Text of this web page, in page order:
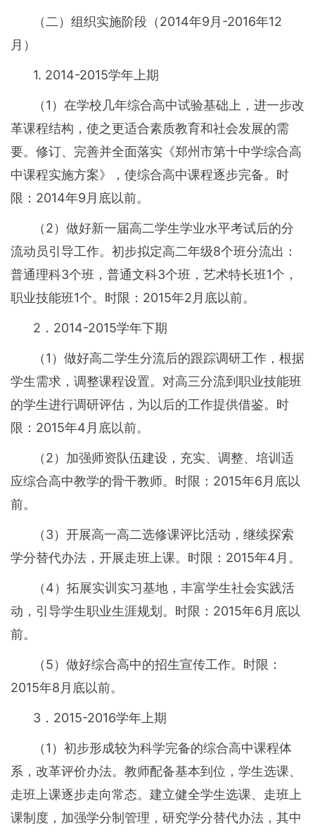
（二）组织实施阶段（2014年9月-2016年12
月）
1. 2014-2015学年上期
（1）在学校几年综合高中试验基础上，进一步改
革课程结构，使之更适合素质教育和社会发展的需
要。修订、完善并全面落实《郑州市第十中学综合高
中课程实施方案》，使综合高中课程逐步完备。时
限：2014年9月底以前。
（2）做好新一届高二学生学业水平考试后的分
流动员引导工作。初步拟定高二年级8个班分流出：
普通理科3个班，普通文科3个班，艺术特长班1个，
职业技能班1个。时限：2015年2月底以前。
2．2014-2015学年下期
（1）做好高二学生分流后的跟踪调研工作，根据
学生需求，调整课程设置。对高三分流到职业技能班
的学生进行调研评估，为以后的工作提供借鉴。时
限：2015年4月底以前。
（2）加强师资队伍建设，充实、调整、培训适
应综合高中教学的骨干教师。时限：2015年6月底以
前。
（3）开展高一高二选修课评比活动，继续探索
学分替代办法，开展走班上课。时限：2015年4月。
（4）拓展实训实习基地，丰富学生社会实践活
动，引导学生职业生涯规划。时限：2015年6月底以
前。
（5）做好综合高中的招生宣传工作。时限：
2015年8月底以前。
3．2015-2016学年上期
（1）初步形成较为科学完备的综合高中课程体
系，改革评价办法。教师配备基本到位，学生选课、
走班上课逐步走向常态。建立健全学生选课、走班上
课制度，加强学分制管理，研究学分替代办法，其中